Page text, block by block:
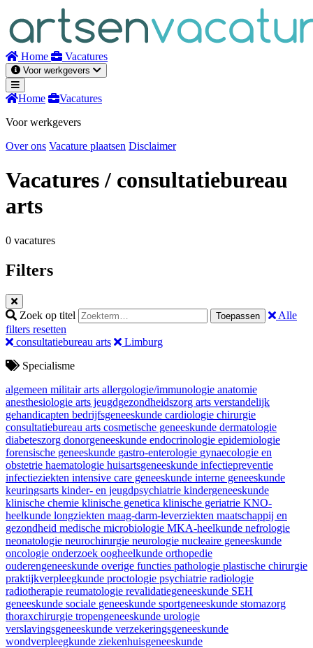
inhoud
Home Vacatures
Voor werkgevers
Home
Vacatures
Voor werkgevers
Over ons Vacature plaatsen Disclaimer
Vacatures/ consultatiebureau
arts
0 vacatures
Filters
Zoek op titel Toepassen
Alle
filters resetten
consultatiebureau arts
Limburg
Specialisme
algemeen militair arts allergologie/immunologie anatomie
anesthesiologie arts jeugdgezondheidszorg arts verstandelijk
gehandicapten bedrijfsgeneeskunde cardiologie chirurgie
consultatiebureau arts cosmetische geneeskunde dermatologie
diabeteszorg donorgeneeskunde endocrinologie epidemiologie
forensische geneeskunde gastro-enterologie gynaecologie en
obstetrie haematologie huisartsgeneeskunde infectiepreventie
infectieziekten intensive care geneeskunde interne geneeskunde
keuringsarts kinder- en jeugdpsychiatrie kindergeneeskunde
klinische chemie klinische genetica klinische geriatrie KNO-
heelkunde longziekten maag-darm-leverziekten maatschappij en
gezondheid medische microbiologie MKA-heelkunde nefrologie
neonatologie neurochirurgie neurologie nucleaire geneeskunde
oncologie onderzoek oogheelkunde orthopedie
ouderengeneeskunde overige functies pathologie plastische chirurgie
praktijkverpleegkunde proctologie psychiatrie radiologie
radiotherapie reumatologie revalidatiegeneeskunde SEH
geneeskunde sociale geneeskunde sportgeneeskunde stomazorg
thoraxchirurgie tropengeneeskunde urologie
verslavingsgeneeskunde verzekeringsgeneeskunde
wondverpleegkunde ziekenhuisgeneeskunde